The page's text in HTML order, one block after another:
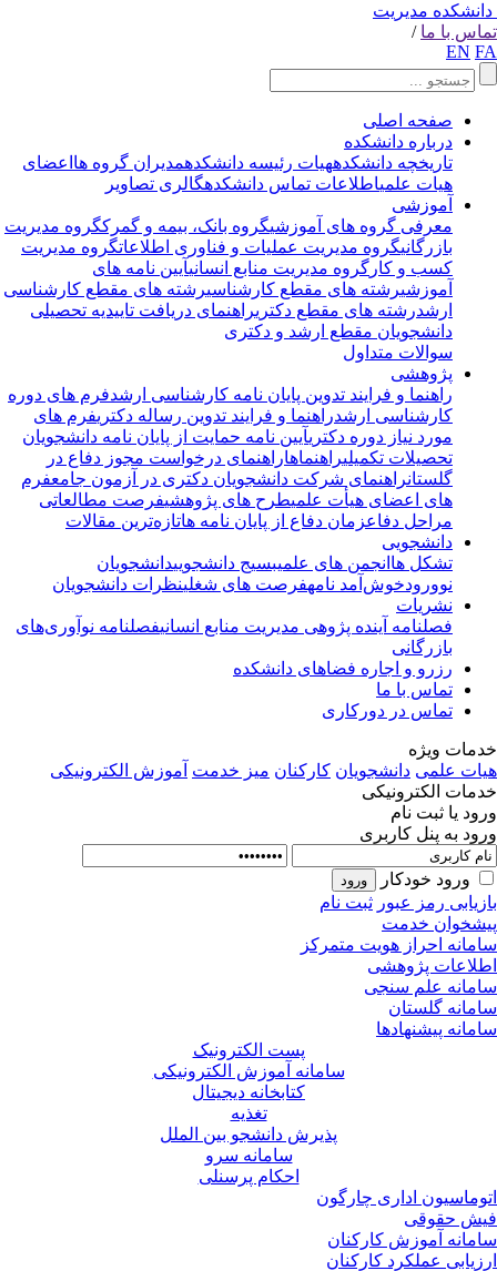
مدیریت
با ما /
EN
صفحه اصلی
درباره دانشکده
تاریخچه دانشکدههیات رئیسه دانشکدهمدیران گروه هااعضای
هیات علمیاطلاعات تماس دانشکدهگالری تصاویر
آموزشی
معرفی گروه های آموزشیگروه بانک، بیمه و گمرک گروه مدیریت
بازرگانیگروه مدیریت عملیات و فناوری اطلاعاتگروه مدیریت
کسب و کارگروه مدیریت منابع انسانیآیین نامه های
آموزشیرشته های مقطع کارشناسیرشته های مقطع کارشناسی
ارشدرشته های مقطع دکتریراهنمای دریافت تاییدیه تحصیلی
دانشجویان مقطع ارشد و دکتری
سوالات متداول
پژوهشی
راهنما و فرایند تدوین پایان نامه کارشناسی ارشدفرم های دوره
کارشناسی ارشدراهنما و فرایند تدوین رساله دکتریفرم های
مورد نیاز دوره دکتریآیین نامه حمایت از پایان نامه دانشجویان
تحصیلات تکمیلیراهنماهاراهنمای درخواست مجوز دفاع در
گلستانراهنمای شرکت دانشجویان دکتری در آزمون جامعفرم
های اعضای هیأت علمیطرح های پژوهشیفرصت مطالعاتی
مراحل دفاعزمان دفاع از پایان نامه هاتازه‌ترین مقالات
دانشجویی
تشکل هاانجمن های علمیبسیج دانشجوییدانشجویان
نوورودخوش‌آمد نامهفرصت های شغلینظرات دانشجویان
نشریات
فصلنامه آینده پژوهی مدیریت منابع انسانیفصلنامه نوآوری‌های
بازرگانی
رزرو و اجاره فضاهای دانشکده
تماس با ما
تماس در دورکاری
ویژه
علمی دانشجویان کارکنان میز خدمت آموزش الکترونیکی
الکترونیکی
یا ثبت نام
به پنل کاربری
ورود خودکار
رمز عبور ثبت نام
خدمت
احراز هویت متمرکز
پژوهشی
علم سنجی
گلستان
پیشنهادها
پست الکترونیک
سامانه آموزش الکترونیکی
کتابخانه دیجیتال
تغذیه
پذیرش دانشجو بین الملل
سامانه سرو
احکام پرسنلی
اداری چارگون
حقوقی
آموزش کارکنان
عملکرد کارکنان